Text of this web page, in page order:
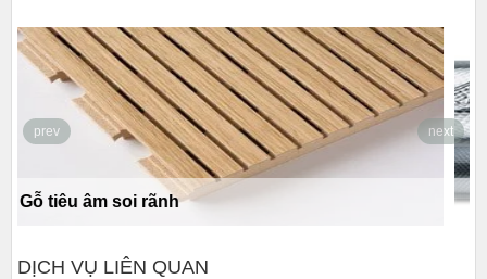
Túi khí cách nhiệt cát tường
prev next
DỊCH VỤ LIÊN QUAN